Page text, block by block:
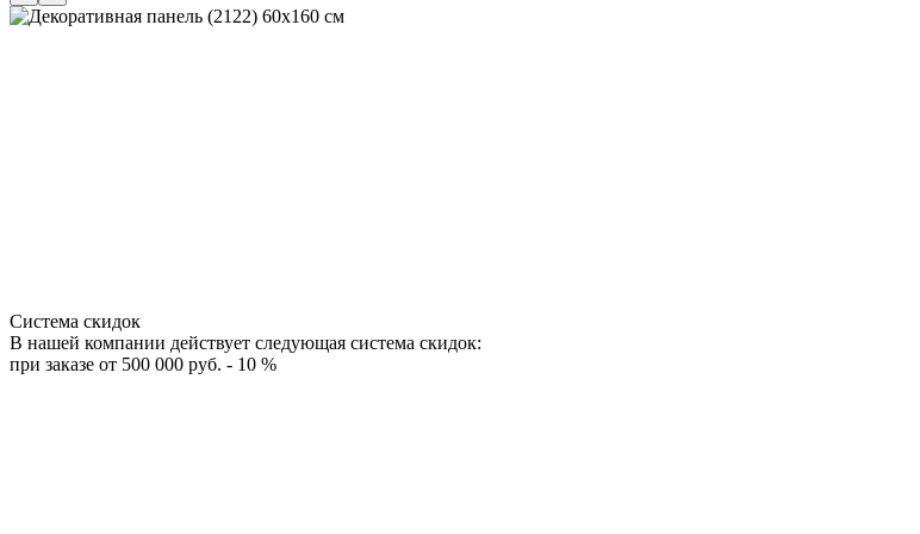
Система скидок
В нашей компании действует следующая система скидок:
при заказе от 500 000 руб. - 10 %